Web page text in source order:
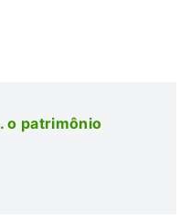
o patrimônio